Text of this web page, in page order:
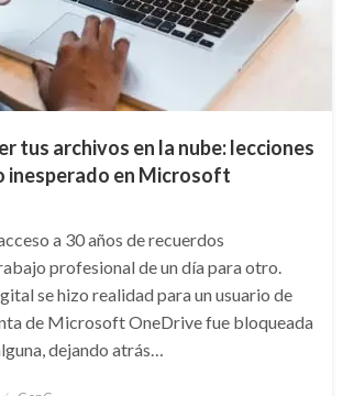
tus archivos en la nube: lecciones
inesperado en Microsoft
a 30 años de recuerdos
profesional de un día para otro.
se hizo realidad para un usuario de
de Microsoft OneDrive fue bloqueada
dejando atrás…